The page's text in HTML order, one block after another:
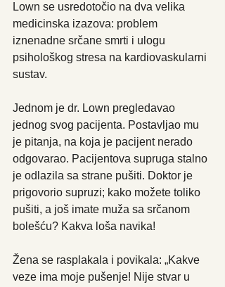
Lown se usredotočio na dva velika
medicinska izazova: problem
iznenadne srčane smrti i ulogu
psihološkog stresa na kardiovaskularni
sustav.
Jednom je dr. Lown pregledavao
jednog svog pacijenta. Postavljao mu
je pitanja, na koja je pacijent nerado
odgovarao. Pacijentova supruga stalno
je odlazila sa strane pušiti. Doktor je
prigovorio supruzi; kako možete toliko
pušiti, a još imate muža sa srčanom
bolešću? Kakva loša navika!
Žena se rasplakala i povikala: „Kakve
veze ima moje pušenje! Nije stvar u